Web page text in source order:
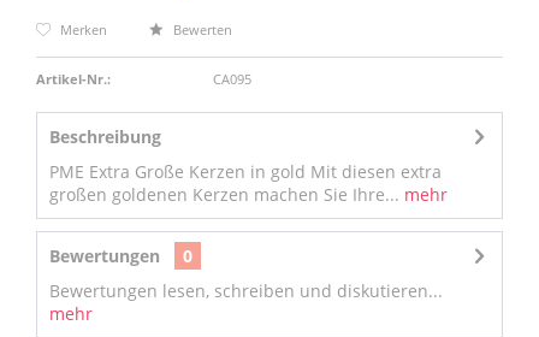
Merken Bewerten
Artikel-Nr.: CA095
Beschreibung
PME Extra Große Kerzen in gold Mit diesen extra
großen goldenen Kerzen machen Sie Ihre... mehr
Bewertungen
0
Bewertungen lesen, schreiben und diskutieren...
mehr